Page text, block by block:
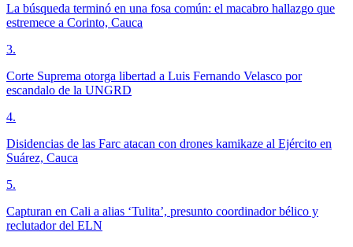
La búsqueda terminó en una fosa común: el macabro hallazgo que
estremece a Corinto, Cauca
3.
Corte Suprema otorga libertad a Luis Fernando Velasco por
escandalo de la UNGRD
4.
Disidencias de las Farc atacan con drones kamikaze al Ejército en
Suárez, Cauca
5.
Capturan en Cali a alias ‘Tulita’, presunto coordinador bélico y
reclutador del ELN